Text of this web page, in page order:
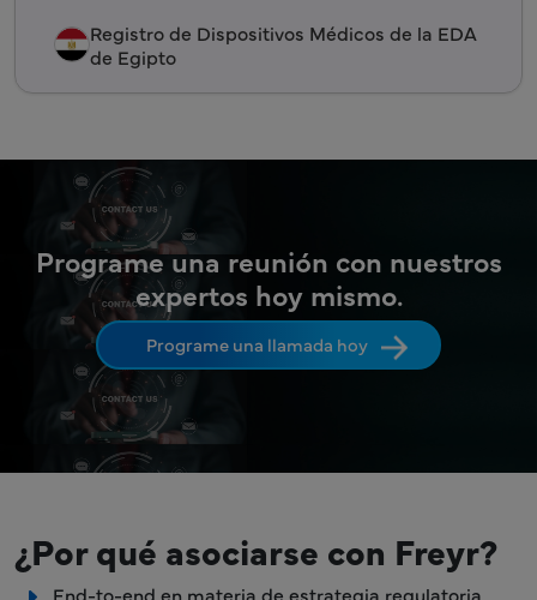
Registro de Dispositivos Médicos de la EDA
de Egipto
Programe una reunión con nuestros
expertos hoy mismo.
Programe una llamada hoy
¿Por qué asociarse con Freyr?
End-to-end en materia de estrategia regulatoria,